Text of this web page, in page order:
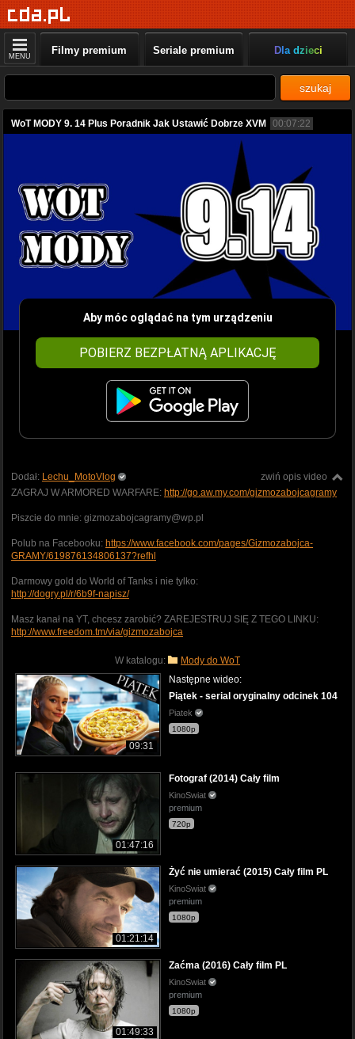
MENU Filmy premium Seriale premium Dla dzieci
szukaj
WoT MODY 9. 14 Plus Poradnik Jak Ustawić Dobrze XVM 00:07:22
Aby móc oglądać na tym urządzeniu
POBIERZ BEZPŁATNĄ APLIKACJĘ
zwiń opis video
Dodał: Lechu_MotoVlog
ZAGRAJ W ARMORED WARFARE: http://go.aw.my.com/gizmozabojcagramy
Piszcie do mnie: gizmozabojcagramy@wp.pl
Polub na Facebooku: https://www.facebook.com/pages/Gizmozabojca-
GRAMY/619876134806137?refhl
Darmowy gold do World of Tanks i nie tylko:
http://dogry.pl/r/6b9f-napisz/
Masz kanał na YT, chcesz zarobić? ZAREJESTRUJ SIĘ Z TEGO LINKU:
http://www.freedom.tm/via/gizmozabojca
W katalogu: Mody do WoT
09:31
Następne wideo:
Piątek - serial oryginalny odcinek 104
Piatek
1080p
01:47:16
Fotograf (2014) Cały film
KinoSwiat
premium
720p
01:21:14
Żyć nie umierać (2015) Cały film PL
KinoSwiat
premium
1080p
01:49:33
Zaćma (2016) Cały film PL
KinoSwiat
premium
1080p